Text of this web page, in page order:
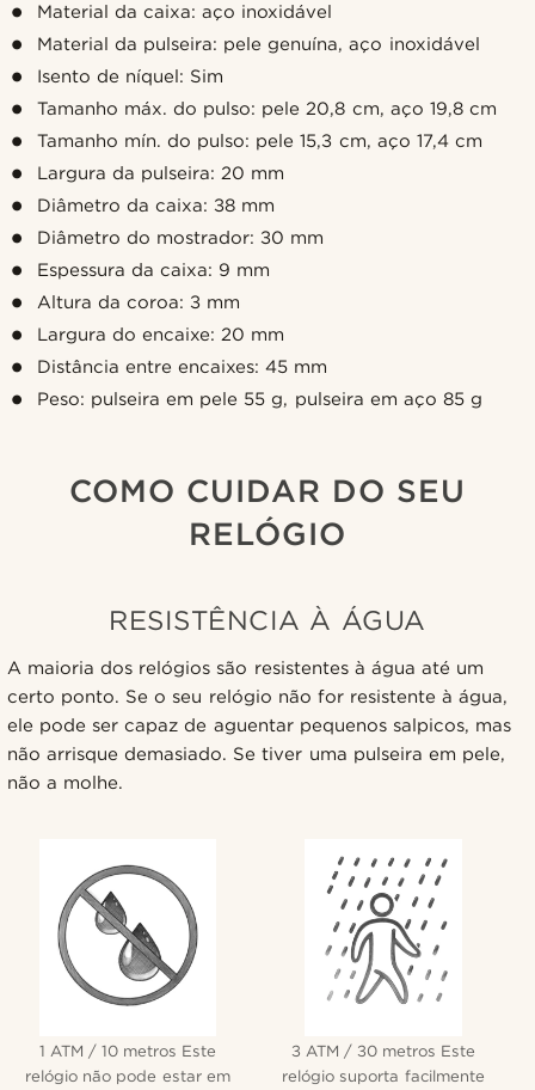
Material da caixa: aço inoxidável
Material da pulseira: pele genuína, aço inoxidável
Isento de níquel: Sim
Tamanho máx. do pulso: pele 20,8 cm, aço 19,8 cm
Tamanho mín. do pulso: pele 15,3 cm, aço 17,4 cm
Largura da pulseira: 20 mm
Diâmetro da caixa: 38 mm
Diâmetro do mostrador: 30 mm
Espessura da caixa: 9 mm
Altura da coroa: 3 mm
Largura do encaixe: 20 mm
Distância entre encaixes: 45 mm
Peso: pulseira em pele 55 g, pulseira em aço 85 g
COMO CUIDAR DO SEU
RELÓGIO
RESISTÊNCIA À ÁGUA
A maioria dos relógios são resistentes à água até um
certo ponto. Se o seu relógio não for resistente à água,
ele pode ser capaz de aguentar pequenos salpicos, mas
não arrisque demasiado. Se tiver uma pulseira em pele,
não a molhe.
1 ATM / 10 metros Este
relógio não pode estar em
3 ATM / 30 metros Este
relógio suporta facilmente